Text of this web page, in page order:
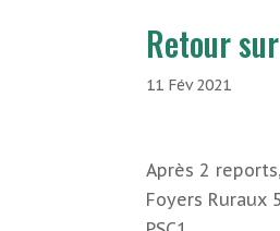
Retour
11 Fév 2021
Après 2
Foyers